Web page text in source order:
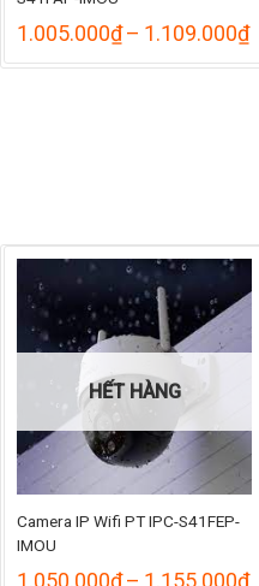
1.005.000₫– 1.109.000₫
HẾT HÀNG
Camera IP Wifi PT IPC-S41FEP-
IMOU
1.050.000₫– 1.155.000₫